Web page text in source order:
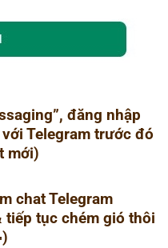
đăng nhập
Telegram trước đó
mới)
chat Telegram
tiếp tục chém gió thôi